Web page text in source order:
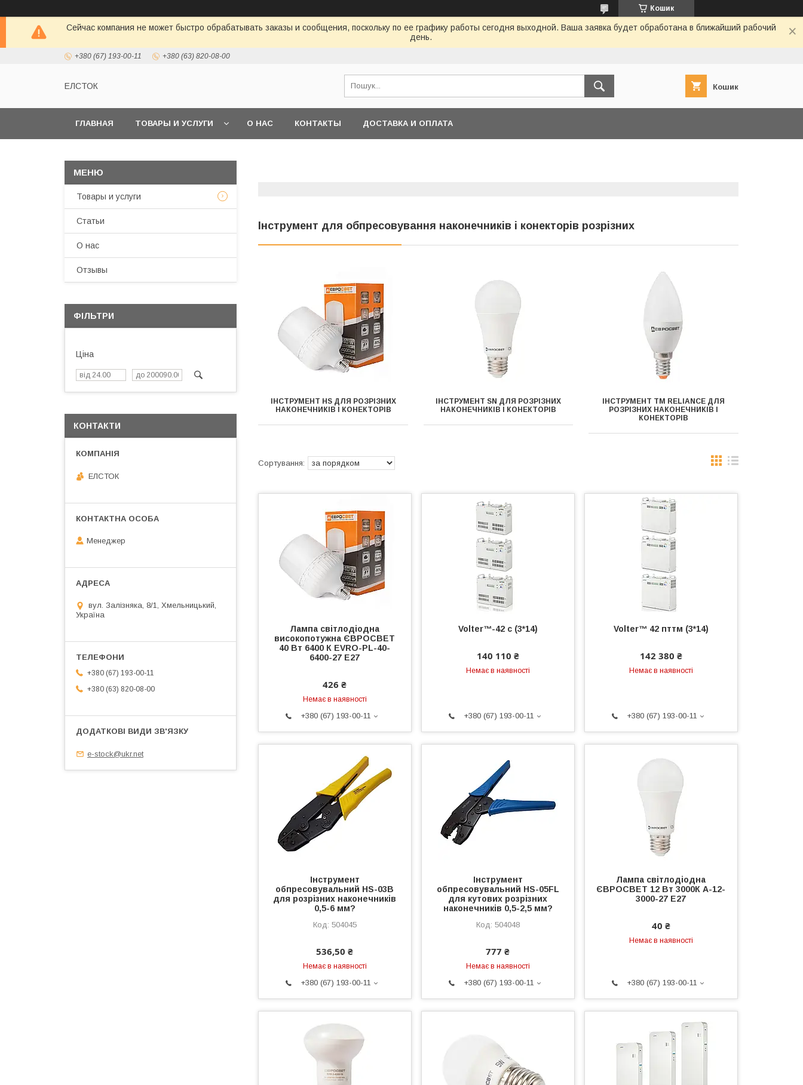
Кошик
Сейчас компания не может быстро обрабатывать заказы и сообщения, поскольку по ее графику работы сегодня выходной. Ваша заявка будет обработана в ближайший рабочий
день.
+380 (67) 193-00-11 +380 (63) 820-08-00
ЕЛСТОК Кошик
ГЛАВНАЯ ТОВАРЫ И УСЛУГИ О НАС КОНТАКТЫ ДОСТАВКА И ОПЛАТА
Інструмент для обпресовування наконечників і конекторів розрізних
ІНСТРУМЕНТ HS ДЛЯ РОЗРІЗНИХ
НАКОНЕЧНИКІВ І КОНЕКТОРІВ
ІНСТРУМЕНТ SN ДЛЯ РОЗРІЗНИХ
НАКОНЕЧНИКІВ І КОНЕКТОРІВ
ІНСТРУМЕНТ ТМ RELIANCE ДЛЯ
РОЗРІЗНИХ НАКОНЕЧНИКІВ І
КОНЕКТОРІВ
Лампа світлодіодна
високопотужна ЄВРОСВЕТ
40 Вт 6400 К EVRO-PL-40-
6400-27 Е27
426 ₴
Немає в наявності
+380 (67) 193-00-11
Volter™-42 с (3*14)
140 110 ₴
Немає в наявності
+380 (67) 193-00-11
Volter™ 42 пттм (3*14)
142 380 ₴
Немає в наявності
+380 (67) 193-00-11
Інструмент
обпресовувальний HS-03B
для розрізних наконечників
0,5-6 мм?
504045
536,50 ₴
Немає в наявності
+380 (67) 193-00-11
Інструмент
обпресовувальний HS-05FL
для кутових розрізних
наконечників 0,5-2,5 мм?
504048
777 ₴
Немає в наявності
+380 (67) 193-00-11
Лампа світлодіодна
ЄВРОСВЕТ 12 Вт 3000К A-12-
3000-27 Е27
40 ₴
Немає в наявності
+380 (67) 193-00-11
Товары и услуги
Статьи
О нас
Отзывы
ФІЛЬТРИ
Ціна
КОНТАКТИ
ЕЛСТОК
Менеджер
вул. Залізняка, 8/1, Хмельницький,
Україна
+380 (67) 193-00-11
+380 (63) 820-08-00
e-stock@ukr.net